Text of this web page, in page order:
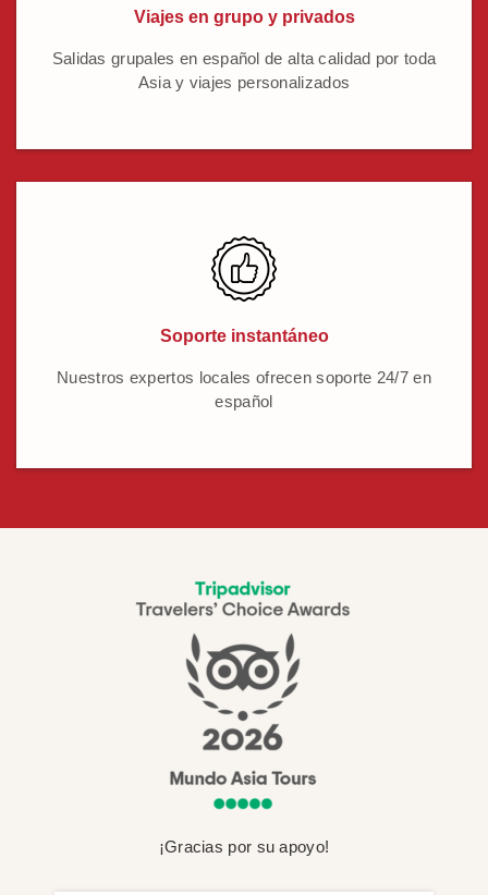
Viajes en grupo y privados
Salidas grupales en español de alta calidad por toda
Asia y viajes personalizados
Soporte instantáneo
Nuestros expertos locales ofrecen soporte 24/7 en
español
¡Gracias por su apoyo!